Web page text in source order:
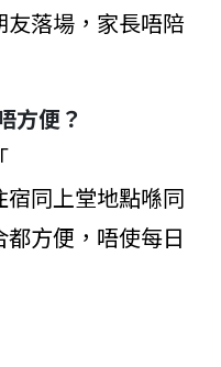
落場，家長唔陪
方便？
宿同上堂地點喺同
方便，唔使每日